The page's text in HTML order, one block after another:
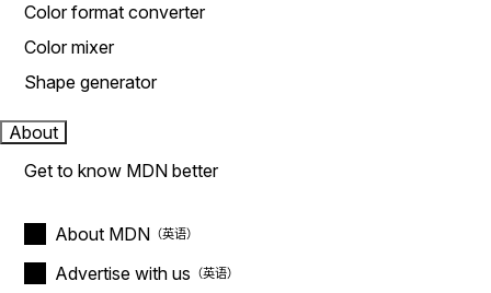
Color format converter
Color mixer
Shape generator
About
Get to know MDN better
About MDN
Advertise with us